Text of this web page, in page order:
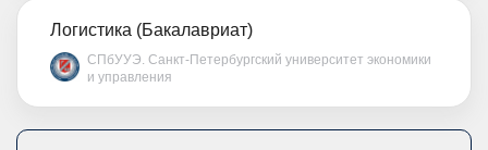
Логистика (Бакалавриат)
СПбУУЭ. Санкт-Петербургский университет экономики
и управления